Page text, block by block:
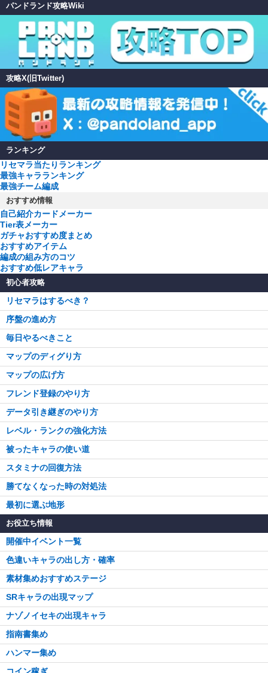
パンドランド攻略Wiki
攻略X(旧Twitter)
ランキング
リセマラ当たりランキング
最強キャラランキング
最強チーム編成
おすすめ情報
自己紹介カードメーカー
Tier表メーカー
ガチャおすすめ度まとめ
おすすめアイテム
編成の組み方のコツ
おすすめ低レアキャラ
初心者攻略
リセマラはするべき？
序盤の進め方
毎日やるべきこと
マップのディグり方
マップの広げ方
フレンド登録のやり方
データ引き継ぎのやり方
レベル・ランクの強化方法
被ったキャラの使い道
スタミナの回復方法
勝てなくなった時の対処法
最初に選ぶ地形
お役立ち情報
開催中イベント一覧
色違いキャラの出し方・確率
素材集めおすすめステージ
SRキャラの出現マップ
ナゾノイセキの出現キャラ
指南書集め
ハンマー集め
コイン稼ぎ